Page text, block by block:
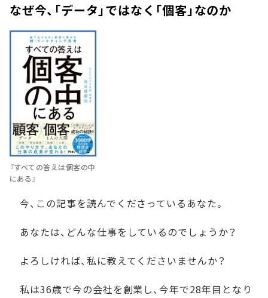
なぜ今、「データ」ではなく「個客」なのか
『すべての答えは個客の中
にある』
今、この記事を読んでくださっているあなた。
あなたは、どんな仕事をしているのでしょうか？
よろしければ、私に教えてくださいませんか？
私は36歳で今の会社を創業し、今年で28年目となり